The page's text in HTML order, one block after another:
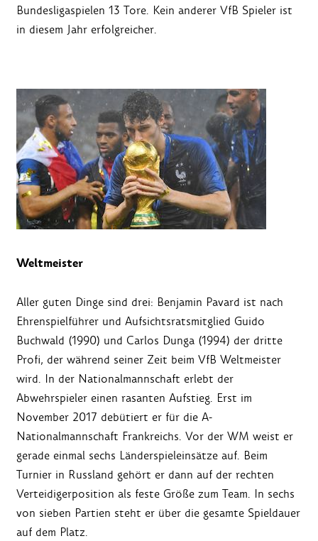
Bundesligaspielen 13 Tore. Kein anderer VfB Spieler ist
in diesem Jahr erfolgreicher.
Weltmeister
Aller guten Dinge sind drei: Benjamin Pavard ist nach
Ehrenspielführer und Aufsichtsratsmitglied Guido
Buchwald (1990) und Carlos Dunga (1994) der dritte
Profi, der während seiner Zeit beim VfB Weltmeister
wird. In der Nationalmannschaft erlebt der
Abwehrspieler einen rasanten Aufstieg. Erst im
November 2017 debütiert er für die A-
Nationalmannschaft Frankreichs. Vor der WM weist er
gerade einmal sechs Länderspieleinsätze auf. Beim
Turnier in Russland gehört er dann auf der rechten
Verteidigerposition als feste Größe zum Team. In sechs
von sieben Partien steht er über die gesamte Spieldauer
auf dem Platz.